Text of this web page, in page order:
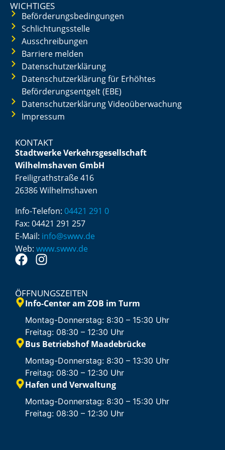
WICHTIGES
Beförderungsbedingungen
Schlichtungsstelle
Ausschreibungen
Barriere melden
Datenschutzerklärung
Datenschutzerklärung für Erhöhtes
Beförderungsentgelt (EBE)
Datenschutzerklärung Videoüberwachung
Impressum
KONTAKT
Stadtwerke Verkehrsgesellschaft
Wilhelmshaven GmbH
Freiligrathstraße 416
26386 Wilhelmshaven
Info-Telefon: 04421 291 0
Fax: 04421 291 257
E-Mail: info@swwv.de
Web: www.swwv.de
ÖFFNUNGSZEITEN
Info-Center am ZOB im Turm
Montag-Donnerstag: 8:30 – 15:30 Uhr
Freitag: 08:30 – 12:30 Uhr
Bus Betriebshof Maadebrücke
Montag-Donnerstag: 8:30 – 13:30 Uhr
Freitag: 08:30 – 12:30 Uhr
Hafen und Verwaltung
Montag-Donnerstag: 8:30 – 15:30 Uhr
Freitag: 08:30 – 12:30 Uhr